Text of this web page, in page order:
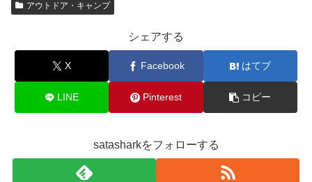
アウトドア・キャンプ
シェアする
X Facebook はてブ
LINE Pinterest コピー
satasharkをフォローする